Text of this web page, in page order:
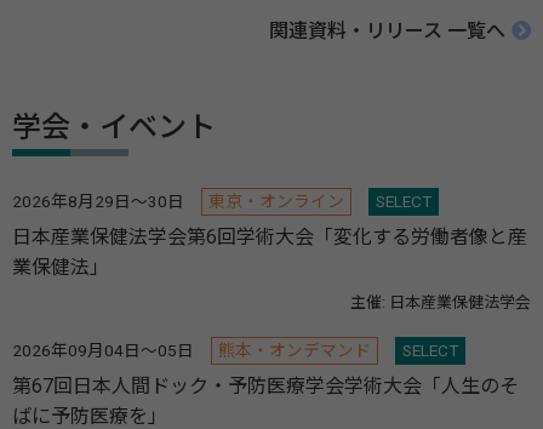
関連資料・リリース 一覧へ
学会・イベント
2026年8月29日～30日 東京・オンライン SELECT
日本産業保健法学会第6回学術大会「変化する労働者像と産
業保健法」
主催: 日本産業保健法学会
2026年09月04日～05日 熊本・オンデマンド SELECT
第67回日本人間ドック・予防医療学会学術大会「人生のそ
ばに予防医療を」